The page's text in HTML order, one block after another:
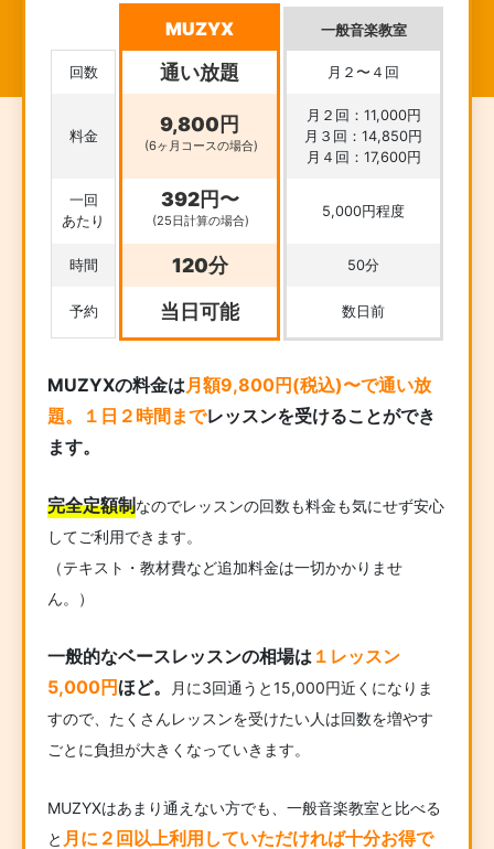
MUZYX 一般音楽教室
回数 通い放題 月２〜４回
料金
9,800円
(6ヶ月コースの場合)
月２回：11,000円
月３回：14,850円
月４回：17,600円
一回
あたり
392円〜
(25日計算の場合)
5,000円程度
時間 120分 50分
予約 当日可能 数日前
MUZYXの料金は 月額9,800円(税込)〜で通い放
題。１日２時間までレッスンを受けることができ
ます。
完全定額制なのでレッスンの回数も料金も気にせず安心
してご利用できます。
（テキスト・教材費など追加料金は一切かかりませ
ん。）
一般的なベースレッスンの相場は １レッスン
5,000円ほど。
月に3回通うと15,000円近くになりま
すので、たくさんレッスンを受けたい人は回数を増やす
ごとに負担が大きくなっていきます。
MUZYXはあまり通えない方でも、一般音楽教室と比べる
と 月に２回以上利用していただければ十分お得で